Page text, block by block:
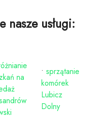
nasze usługi:
na
• sprzątanie
komórek
Lubicz
Dolny